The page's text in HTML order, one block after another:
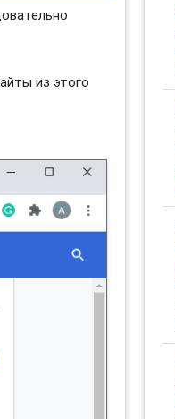
из этого